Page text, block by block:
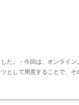
た。・今回は、オンライ
として用意することで、